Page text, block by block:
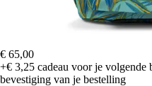
€ 65,00
+€ 3,25 cadeau voor je volgende
bevestiging van je bestelling